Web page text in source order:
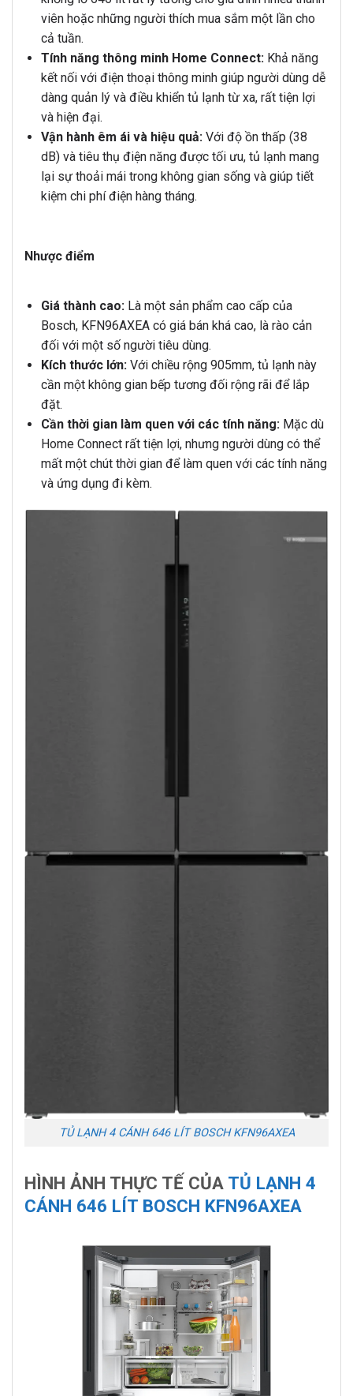
viên hoặc những người thích mua sắm một lần cho
cả tuần.
Tính năng thông minh Home Connect:Khả năng
kết nối với điện thoại thông minh giúp người dùng dễ
dàng quản lý và điều khiển tủ lạnh từ xa, rất tiện lợi
và hiện đại.
Vận hành êm ái và hiệu quả:Với độ ồn thấp (38
dB) và tiêu thụ điện năng được tối ưu, tủ lạnh mang
lại sự thoải mái trong không gian sống và giúp tiết
kiệm chi phí điện hàng tháng.
Nhược điểm
Giá thành cao:Là một sản phẩm cao cấp của
Bosch, KFN96AXEA có giá bán khá cao, là rào cản
đối với một số người tiêu dùng.
Kích thước lớn:Với chiều rộng 905mm, tủ lạnh này
cần một không gian bếp tương đối rộng rãi để lắp
đặt.
Cần thời gian làm quen với các tính năng:Mặc dù
Home Connect rất tiện lợi, nhưng người dùng có thể
mất một chút thời gian để làm quen với các tính năng
và ứng dụng đi kèm.
TỦ LẠNH 4 CÁNH 646 LÍT BOSCH KFN96AXEA
HÌNH ẢNH THỰC TẾ CỦA TỦ LẠNH 4
CÁNH 646 LÍT BOSCH KFN96AXEA